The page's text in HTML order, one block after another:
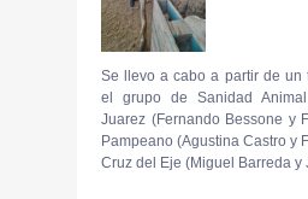
Se llevo a cabo a partir de un
el grupo de Sanidad
Juarez (Fernando Bessone y
Pampeano (Agustina Castro y
Cruz del Eje (Miguel Barreda y